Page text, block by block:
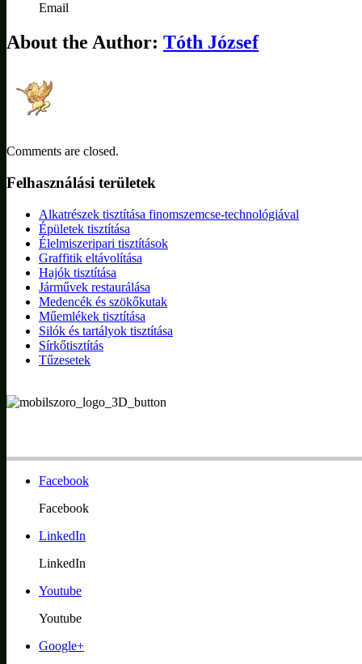
Email
About the Author: Tóth József
Comments are closed.
Felhasználási területek
Alkatrészek tisztítása finomszemcse-technológiával
Épületek tisztítása
Élelmiszeripari tisztítások
Graffitik eltávolítása
Hajók tisztítása
Járművek restaurálása
Medencék és szökőkutak
Műemlékek tisztítása
Silók és tartályok tisztítása
Sírkőtisztítás
Tűzesetek
Facebook
Facebook
LinkedIn
LinkedIn
Youtube
Youtube
Google+